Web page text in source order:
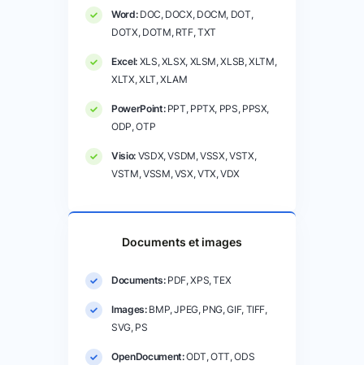
Word:DOC, DOCX, DOCM, DOT,
DOTX, DOTM, RTF, TXT
Excel:XLS, XLSX, XLSM, XLSB, XLTM,
XLTX, XLT, XLAM
PowerPoint:PPT, PPTX, PPS, PPSX,
ODP, OTP
Visio:VSDX, VSDM, VSSX, VSTX,
VSTM, VSSM, VSX, VTX, VDX
Documents et images
Documents:PDF, XPS, TEX
Images:BMP, JPEG, PNG, GIF, TIFF,
SVG, PS
OpenDocument:ODT, OTT, ODS